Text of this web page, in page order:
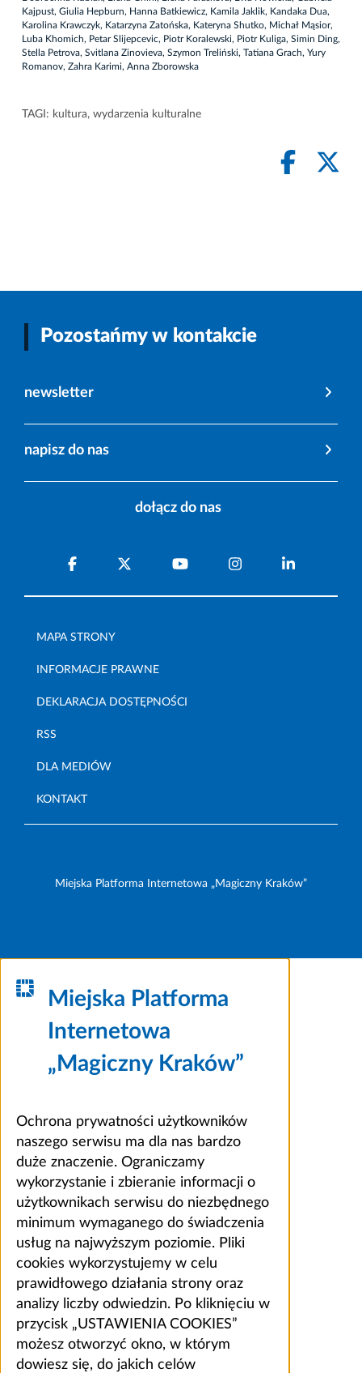
Kajpust, Giulia Hepburn, Hanna Batkiewicz, Kamila Jaklik, Kandaka Dua,
Karolina Krawczyk, Katarzyna Zatońska, Kateryna Shutko, Michał Mąsior,
Luba Khomich, Petar Slijepcevic, Piotr Koralewski, Piotr Kuliga, Simin Ding,
Stella Petrova, Svitlana Zinovieva, Szymon Treliński, Tatiana Grach, Yury
Romanov, Zahra Karimi, Anna Zborowska
TAGI: kultura, wydarzenia kulturalne
Pozostańmy w kontakcie
newsletter
napisz do nas
dołącz do nas
MAPA STRONY
INFORMACJE PRAWNE
DEKLARACJA DOSTĘPNOŚCI
RSS
DLA MEDIÓW
KONTAKT
Miejska Platforma Internetowa „Magiczny Kraków”
Miejska Platforma
Internetowa
„Magiczny Kraków”
Ochrona prywatności użytkowników
naszego serwisu ma dla nas bardzo
duże znaczenie. Ograniczamy
wykorzystanie i zbieranie informacji o
użytkownikach serwisu do niezbędnego
minimum wymaganego do świadczenia
usług na najwyższym poziomie. Pliki
cookies wykorzystujemy w celu
prawidłowego działania strony oraz
analizy liczby odwiedzin. Po kliknięciu w
przycisk „USTAWIENIA COOKIES”
możesz otworzyć okno, w którym
dowiesz się, do jakich celów